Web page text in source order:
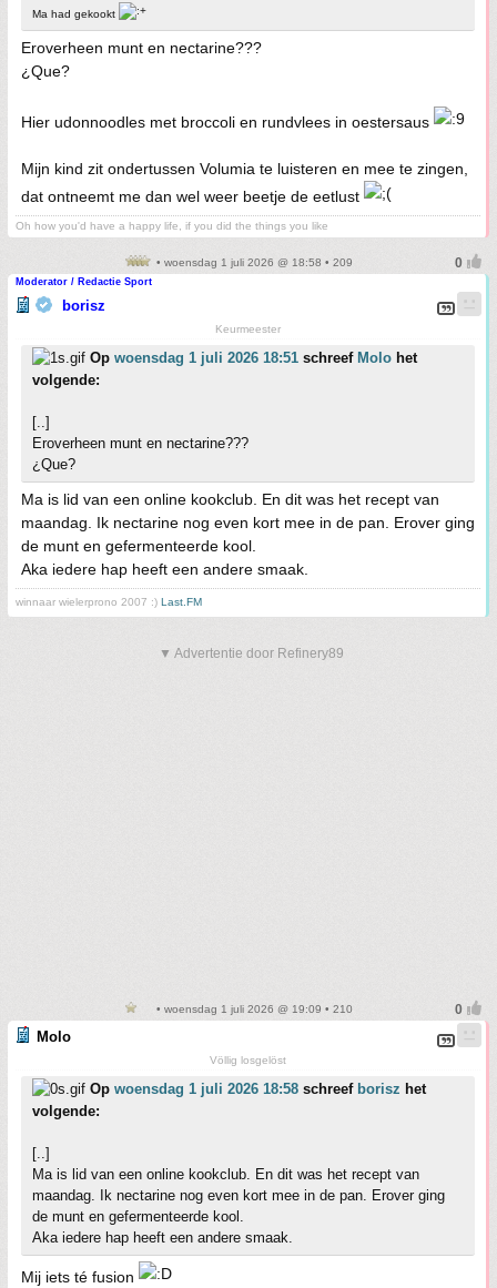
Ma had gekookt
Eroverheen munt en nectarine???
¿Que?
Hier udonnoodles met broccoli en rundvlees in oestersaus
Mijn kind zit ondertussen Volumia te luisteren en mee te zingen,
dat ontneemt me dan wel weer beetje de eetlust
Oh how you'd have a happy life, if you did the things you like
• woensdag 1 juli 2026 @ 18:58 • 209
Moderator / Redactie Sport
borisz
Keurmeester
Op woensdag 1 juli 2026 18:51 schreef Molo het
volgende:
[..]
Eroverheen munt en nectarine???
¿Que?
Ma is lid van een online kookclub. En dit was het recept van
maandag. Ik nectarine nog even kort mee in de pan. Erover ging
de munt en gefermenteerde kool.
Aka iedere hap heeft een andere smaak.
winnaar wielerprono 2007 :) Last.FM
▼ Advertentie door Refinery89
• woensdag 1 juli 2026 @ 19:09 • 210
Molo
Völlig losgelöst
Op woensdag 1 juli 2026 18:58 schreef borisz het
volgende:
[..]
Ma is lid van een online kookclub. En dit was het recept van
maandag. Ik nectarine nog even kort mee in de pan. Erover ging
de munt en gefermenteerde kool.
Aka iedere hap heeft een andere smaak.
Mij iets té fusion